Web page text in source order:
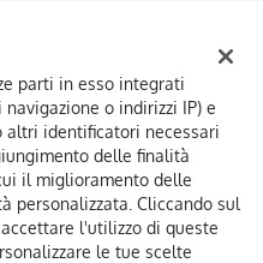
parti in esso integrati
o indirizzi IP) e
altri identificatori necessari
delle finalità
il miglioramento delle
personalizzata. Cliccando sul
l'utilizzo di queste
le tue scelte